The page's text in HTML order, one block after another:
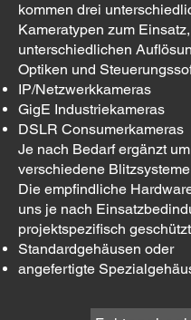
kommen drei
Kameratypen zum
unterschiedlichen
Optiken und
IP/Netzwerkkameras
GigE Industriekameras
DSLR Consumerkameras
Je nach Bedarf ergänzt um
verschiedene
Die empfindliche
uns je nach
projektspezifisch
Standardgehäusen oder
angefertigte